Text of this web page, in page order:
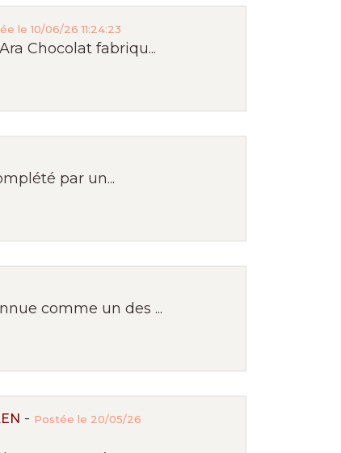
le 10/06/26 11:24:23
Chocolat fabriqu...
par un...
comme un des ...
- Postée le 20/05/26